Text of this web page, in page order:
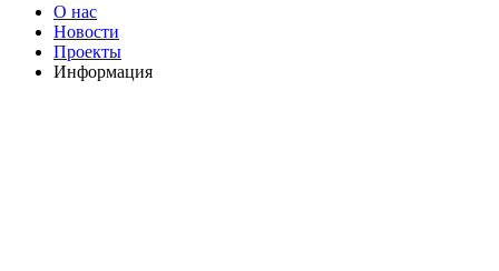
О нас
Новости
Проекты
Информация